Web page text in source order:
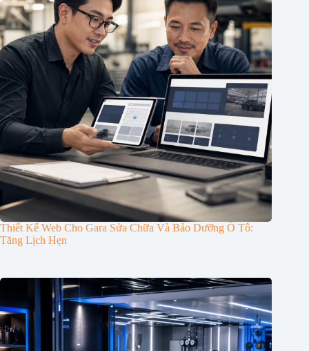
Thiết Kế Web Cho Gara Sửa Chữa Và Bảo Dưỡng Ô Tô:
Tăng Lịch Hẹn